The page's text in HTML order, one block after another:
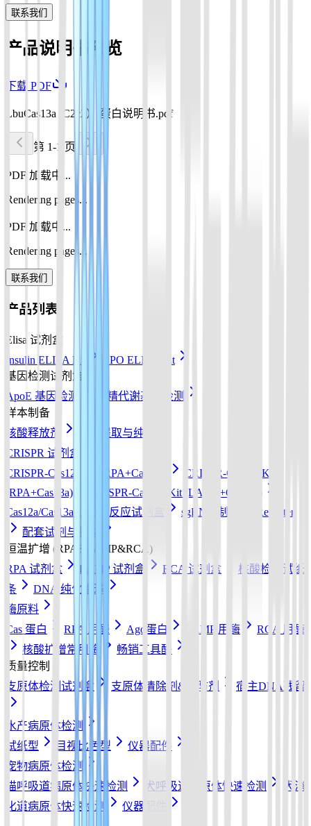
联系我们
产品说明书预览
下载 PDF
LbuCas13a (C2c2） 蛋白说明书.pdf
第 1-1 页
PDF 加载中...
Rendering pages...
PDF 加载中...
Rendering pages...
联系我们
产品列表
Elisa 试剂盒
Insulin ELISA Kit
EPO ELISA Kit
基因检测试剂盒
ApoE 基因检测
酒精代谢基因检测
样本制备
核酸释放剂
核酸提取与纯化
CRISPR 试剂盒
CRISPR-Cas12a Kit (RPA+Cas12a)
CRISPR-Cas13a Kit
(RPA+Cas13a)
CRISPR-Cas12b Kit (LAMP+Cas12b)
Cas12a/Cas13a/Cas14a反应试剂盒
sgRNA 制备
Reporter
配套试剂与耗材
恒温扩增 (RPA&LAMP&RCA)
RPA 试剂盒
LAMP 试剂盒 RCA 试剂盒
核酸检测试纸
条
DNA 纯化磁珠
酶原料
Cas 蛋白
RPA 用酶 Ago蛋白 LAMP 用酶
RCA 用酶
核酸扩增常用酶
畅销工具酶
质量控制
支原体检测试剂盒
支原体清除剂&预防剂 宿主DNA残留
水产病原体检测
试纸型
目视比色型
仪器配件
宠物病原体检测
猫呼吸道病原体快速检测
犬呼吸道病原体快速检测
犬消
化道病原体快速检测
仪器配件